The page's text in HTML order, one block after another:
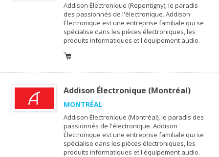
Addison Électronique (Repentigny), le paradis
des passionnés de l'électronique. Addison
Électronique est une entreprise familiale qui se
spécialise dans les pièces électroniques, les
produits informatiques et l'équipement audio.
Addison Électronique (Montréal)
MONTRÉAL
Addison Électronique (Montréal), le paradis des
passionnés de l'électronique. Addison
Électronique est une entreprise familiale qui se
spécialise dans les pièces électroniques, les
produits informatiques et l'équipement audio.